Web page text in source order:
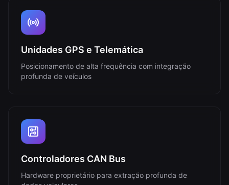
Unidades GPS e Telemática
Posicionamento de alta frequência com integração
profunda de veículos
Controladores CAN Bus
Hardware proprietário para extração profunda de